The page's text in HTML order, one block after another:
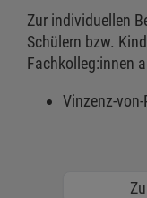
Zur individuellen
Schülern bzw.
Fachkolleg:innen
Vinzenz-